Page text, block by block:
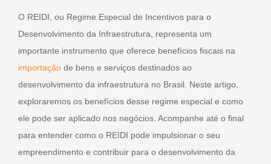
O REIDI, ou Regime Especial de Incentivos para o
Desenvolvimento da Infraestrutura, representa um
importante instrumento que oferece benefícios fiscais na
importação de bens e serviços destinados ao
desenvolvimento da infraestrutura no Brasil. Neste artigo,
exploraremos os benefícios desse regime especial e como
ele pode ser aplicado nos negócios. Acompanhe até o final
para entender como o REIDI pode impulsionar o seu
empreendimento e contribuir para o desenvolvimento da